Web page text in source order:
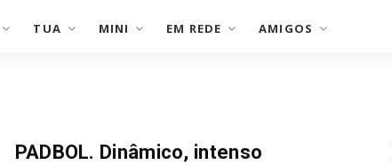
TUA MINI EM REDE AMIGOS
PADBOL. Dinâmico, intenso